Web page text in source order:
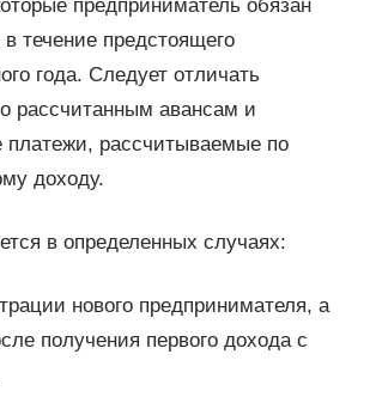
предприниматель обязан
в течение предстоящего
года. Следует отличать
рассчитанным авансам и
платежи, рассчитываемые по
доходу.
в определенных случаях:
нового предпринимателя, а
получения первого дохода с